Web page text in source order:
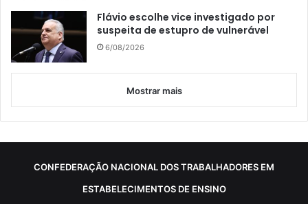
Flávio escolhe vice investigado por
suspeita de estupro de vulnerável
6/08/2026
Mostrar mais
CONFEDERAÇÃO NACIONAL DOS TRABALHADORES EM
ESTABELECIMENTOS DE ENSINO